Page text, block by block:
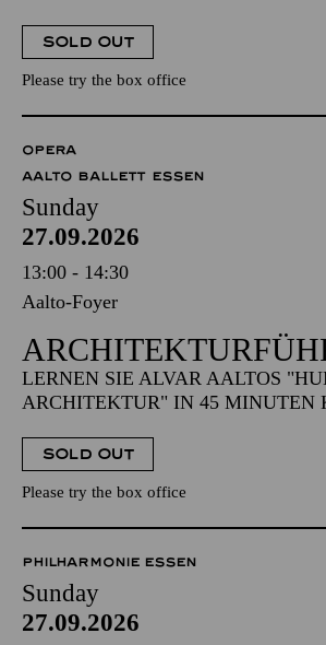
SOLD OUT
Please try the box office
OPERA
AALTO BALLETT ESSEN
Sunday
27.09.2026
13:00 - 14:30
Aalto-Foyer
LERNEN SIE ALVAR AALTOS
ARCHITEKTUR" IN 45 MINUTEN
SOLD OUT
Please try the box office
PHILHARMONIE ESSEN
Sunday
27.09.2026